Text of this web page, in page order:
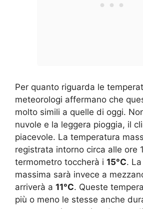
Per quanto riguarda le
meteorologi affermano che
molto simili a quelle di oggi.
nuvole e la leggera pioggia, il
piacevole. La temperatura
registrata intorno circa alle ore
termometro toccherà i 15°C.
massima sarà invece a
arriverà a 11°C. Queste
più o meno le stesse anche